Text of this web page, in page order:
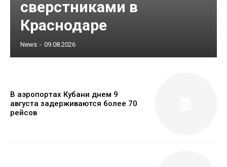
сверстниками в
Краснодаре
News - 09.08.2026
В аэропортах Кубани днем 9
августа задерживаются более 70
рейсов